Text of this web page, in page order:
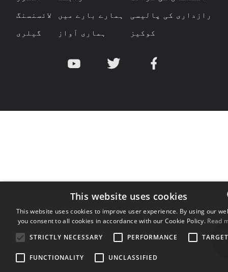
لائسنسنگ
گیلری
ہمارے بارے میں
ہماری آواز
رازداری کی پالیسی
کوکیز
This website uses cookies
This website uses cookies to improve user experience. By using our
you consent to all cookies in accordance with our Cookie Policy. Read
STRICTLY NECESSARY
PERFORMANCE
FUNCTIONALITY UNCLASSIFIED